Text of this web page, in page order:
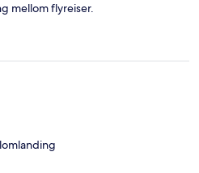
mellom flyreiser.